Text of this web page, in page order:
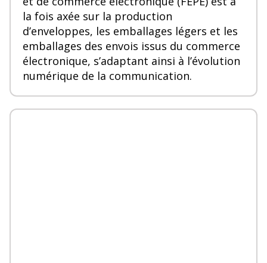
la fois axée sur la production
d’enveloppes, les emballages légers et les
emballages des envois issus du commerce
électronique, s’adaptant ainsi à l’évolution
numérique de la communication.